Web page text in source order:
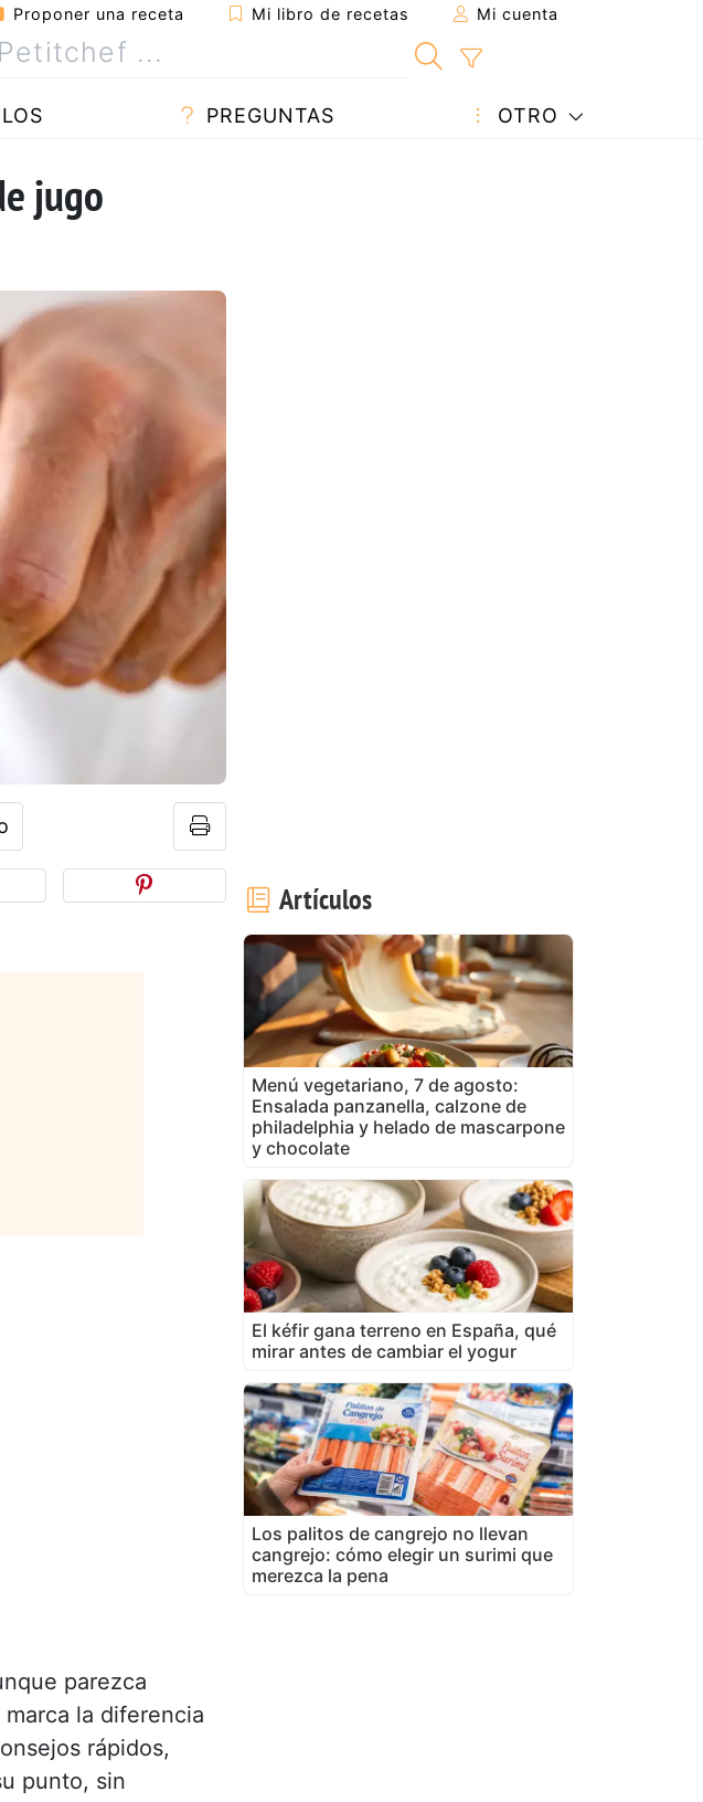
Proponer una receta Mi libro de recetas Mi cuenta
PREGUNTAS OTRO
jugo
parezca
la diferencia
rápidos,
punto, sin
Artículos
Menú vegetariano, 7 de agosto:
Ensalada panzanella, calzone de
philadelphia y helado de mascarpone
y chocolate
El kéfir gana terreno en España, qué
mirar antes de cambiar el yogur
Los palitos de cangrejo no llevan
cangrejo: cómo elegir un surimi que
merezca la pena